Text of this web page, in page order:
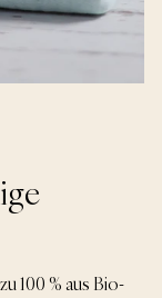
100 % aus Bio-